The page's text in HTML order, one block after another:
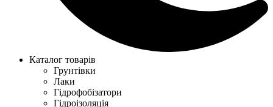
Каталог товарів
Грунтівки
Лаки
Гідрофобізатори
Гідроізоляція